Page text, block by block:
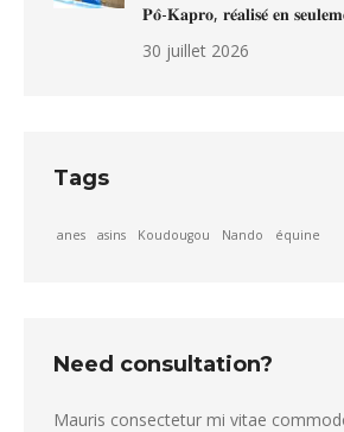
𝐏𝐨̂-𝐊𝐚𝐩𝐫𝐨, 𝐫𝐞́𝐚𝐥𝐢𝐬𝐞́ 𝐞𝐧
30 juillet 2026
Tags
anes asins Koudougou Nando équine
Need consultation?
Mauris consectetur mi vitae